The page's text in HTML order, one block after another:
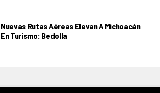
Nuevas Rutas Aéreas Elevan A Michoacán
En Turismo: Bedolla